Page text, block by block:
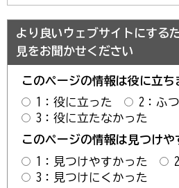
より良いウェブサイトにする
見をお聞かせください
このページの情報は役に立ち
1：役に立った
2：ふ
3：役に立たなかった
このページの情報は見つけや
1：見つけやすかった
3：見つけにくかった